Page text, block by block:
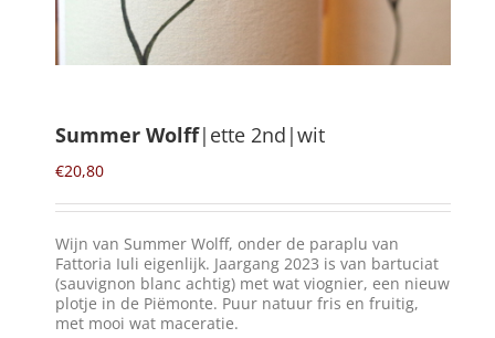
Mijn Account
naar:
NL
Summer Wolff|ette 2nd|wit
€20,80
Wijn van Summer Wolff, onder de paraplu van
Fattoria Iuli eigenlijk. Jaargang 2023 is van bartuciat
(sauvignon blanc achtig) met wat viognier, een nieuw
plotje in de Piëmonte. Puur natuur fris en fruitig,
met mooi wat maceratie.